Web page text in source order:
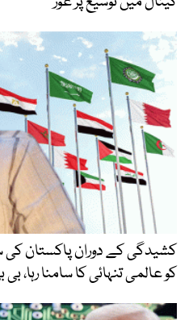
کشیدگی کے دوران پاکستان کی
کو عالمی تنہائی کا سامنا رہا،